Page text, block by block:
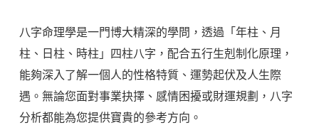
八字命理學是一門博大精深的學問，透過「年柱、月
柱、日柱、時柱」四柱八字，配合五行生剋制化原理，
能夠深入了解一個人的性格特質、運勢起伏及人生際
遇。無論您面對事業抉擇、感情困擾或財運規劃，八字
分析都能為您提供寶貴的參考方向。